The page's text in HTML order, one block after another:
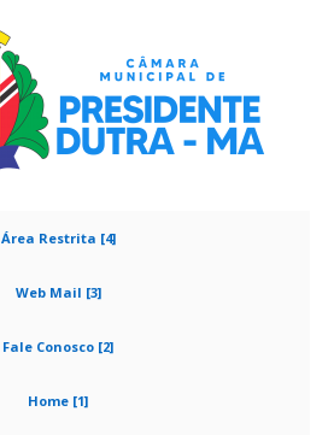
Área Restrita [4]
Web Mail [3]
Fale Conosco [2]
Home [1]